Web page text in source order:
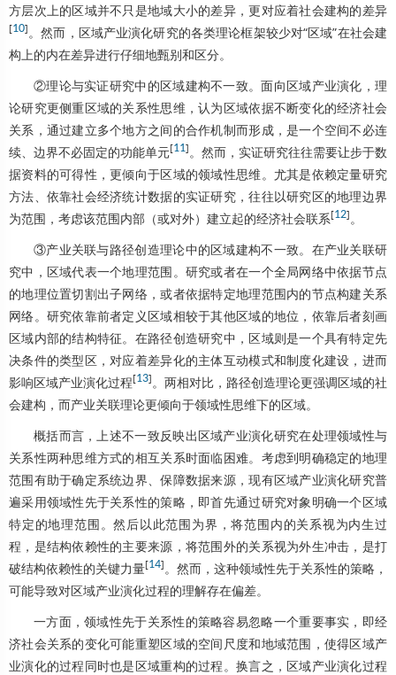
方层次上的区域并不只是地域大小的差异，更对应着社会建构的差异
[10] 。然而，区域产业演化研究的各类理论框架较少对“区域”在社会建
构上的内在差异进行仔细地甄别和区分。
②理论与实证研究中的区域建构不一致。面向区域产业演化，理
论研究更侧重区域的关系性思维，认为区域依据不断变化的经济社会
关系，通过建立多个地方之间的合作机制而形成，是一个空间不必连
续、边界不必固定的功能单元[11] 。然而，实证研究往往需要让步于数
据资料的可得性，更倾向于区域的领域性思维。尤其是依赖定量研究
方法、依靠社会经济统计数据的实证研究，往往以研究区的地理边界
为范围，考虑该范围内部（或对外）建立起的经济社会联系[12] 。
③产业关联与路径创造理论中的区域建构不一致。在产业关联研
究中，区域代表一个地理范围。研究或者在一个全局网络中依据节点
的地理位置切割出子网络，或者依据特定地理范围内的节点构建关系
网络。研究依靠前者定义区域相较于其他区域的地位，依靠后者刻画
区域内部的结构特征。在路径创造研究中，区域则是一个具有特定先
决条件的类型区，对应着差异化的主体互动模式和制度化建设，进而
影响区域产业演化过程[13] 。两相对比，路径创造理论更强调区域的社
会建构，而产业关联理论更倾向于领域性思维下的区域。
概括而言，上述不一致反映出区域产业演化研究在处理领域性与
关系性两种思维方式的相互关系时面临困难。考虑到明确稳定的地理
范围有助于确定系统边界、保障数据来源，现有区域产业演化研究普
遍采用领域性先于关系性的策略，即首先通过研究对象明确一个区域
特定的地理范围。然后以此范围为界，将范围内的关系视为内生过
程，是结构依赖性的主要来源，将范围外的关系视为外生冲击，是打
破结构依赖性的关键力量[14] 。然而，这种领域性先于关系性的策略，
可能导致对区域产业演化过程的理解存在偏差。
一方面，领域性先于关系性的策略容易忽略一个重要事实，即经
济社会关系的变化可能重塑区域的空间尺度和地域范围，使得区域产
业演化的过程同时也是区域重构的过程。换言之，区域产业演化过程